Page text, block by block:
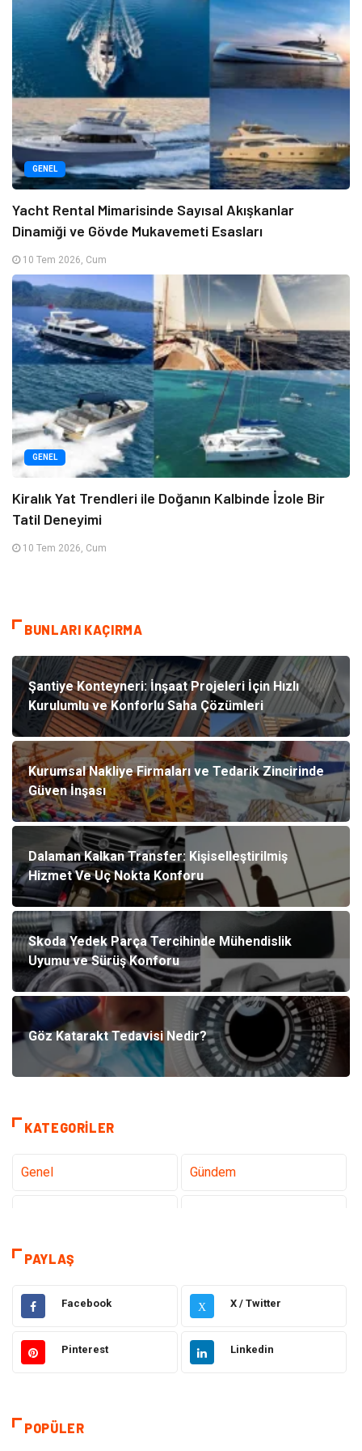
GENEL
Yacht Rental Mimarisinde Sayısal Akışkanlar
Dinamiği ve Gövde Mukavemeti Esasları
10 Tem 2026, Cum
GENEL
Kiralık Yat Trendleri ile Doğanın Kalbinde İzole Bir
Tatil Deneyimi
10 Tem 2026, Cum
BUNLARI KAÇIRMA
Şantiye Konteyneri: İnşaat Projeleri İçin Hızlı
Kurulumlu ve Konforlu Saha Çözümleri
Kurumsal Nakliye Firmaları ve Tedarik Zincirinde
Güven İnşası
Dalaman Kalkan Transfer: Kişiselleştirilmiş
Hizmet Ve Uç Nokta Konforu
Skoda Yedek Parça Tercihinde Mühendislik
Uyumu ve Sürüş Konforu
Göz Katarakt Tedavisi Nedir?
KATEGORILER
Genel Gündem
Teknoloji & İnternet
Elektrik & Elektronik Eğitim
Gıda Estetik ve Güzellik
Otomotiv
PAYLAŞ
Facebook X X / Twitter
Pinterest Linkedin
POPÜLER